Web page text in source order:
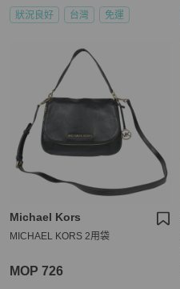
狀況良好 台灣 免運
Michael Kors
MICHAEL KORS 2用袋
MOP 726